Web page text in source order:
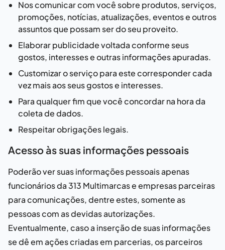
Nos comunicar com você sobre produtos, serviços,
promoções, notícias, atualizações, eventos e outros
assuntos que possam ser do seu proveito.
Elaborar publicidade voltada conforme seus
gostos, interesses e outras informações apuradas.
Customizar o serviço para este corresponder cada
vez mais aos seus gostos e interesses.
Para qualquer fim que você concordar na hora da
coleta de dados.
Respeitar obrigações legais.
Acesso às suas informações pessoais
Poderão ver suas informações pessoais apenas
funcionários da313 Multimarcase empresas parceiras
para comunicações, dentre estes, somente as
pessoas com as devidas autorizações.
Eventualmente, caso a inserção de suas informações
se dê em ações criadas em parcerias, os parceiros